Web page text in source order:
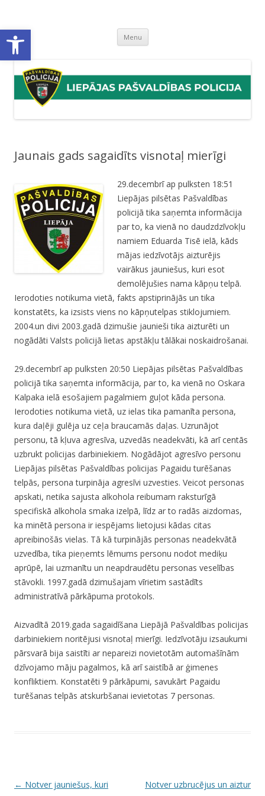
Open toolbar Menu Skip
content
Jaunais gads sagaidīts visnotaļ mierīgi
29.decembrī ap pulksten 18:51
Liepājas pilsētas Pašvaldības
policijā tika saņemta informācija
par to, ka vienā no daudzdzīvokļu
namiem Eduarda Tisē ielā, kāds
mājas iedzīvotājs aizturējis
vairākus jauniešus, kuri esot
demolējušies nama kāpņu telpā.
Ierodoties notikuma vietā, fakts apstiprinājās un tika
konstatēts, ka izsists viens no kāpņutelpas stiklojumiem.
2004.un divi 2003.gadā dzimušie jaunieši tika aizturēti un
nogādāti Valsts policijā lietas apstākļu tālākai noskaidrošanai.
29.decembrī ap pulksten 20:50 Liepājas pilsētas Pašvaldības
policijā tika saņemta informācija, par to, ka vienā no Oskara
Kalpaka ielā esošajiem pagalmiem guļot kāda persona.
Ierodoties notikuma vietā, uz ielas tika pamanīta persona,
kura daļēji gulēja uz ceļa braucamās daļas. Uzrunājot
personu, tā kļuva agresīva, uzvedās neadekvāti, kā arī centās
uzbrukt policijas darbiniekiem. Nogādājot agresīvo personu
Liepājas pilsētas Pašvaldības policijas Pagaidu turēšanas
telpās, persona turpināja agresīvi uzvesties. Veicot personas
apskati, netika sajusta alkohola reibumam raksturīgā
specifiskā alkohola smaka izelpā, līdz ar to radās aizdomas,
ka minētā persona ir iespējams lietojusi kādas citas
apreibinošās vielas. Tā kā turpinājās personas neadekvātā
uzvedība, tika pieņemts lēmums personu nodot mediķu
aprūpē, lai uzmanītu un neapdraudētu personas veselības
stāvokli. 1997.gadā dzimušajam vīrietim sastādīts
administratīvā pārkāpuma protokols.
Aizvadītā 2019.gada sagaidīšana Liepājā Pašvaldības policijas
darbiniekiem noritējusi visnotaļ mierīgi. Iedzīvotāju izsaukumi
pārsvarā bija saistīti ar nepareizi novietotām automašīnām
dzīvojamo māju pagalmos, kā arī saistībā ar ģimenes
konfliktiem. Konstatēti 9 pārkāpumi, savukārt Pagaidu
turēšanas telpās atskurbšanai ievietotas 7 personas.
P
← Notver jauniešus, kuri
Notver uzbrucējus un aiztur